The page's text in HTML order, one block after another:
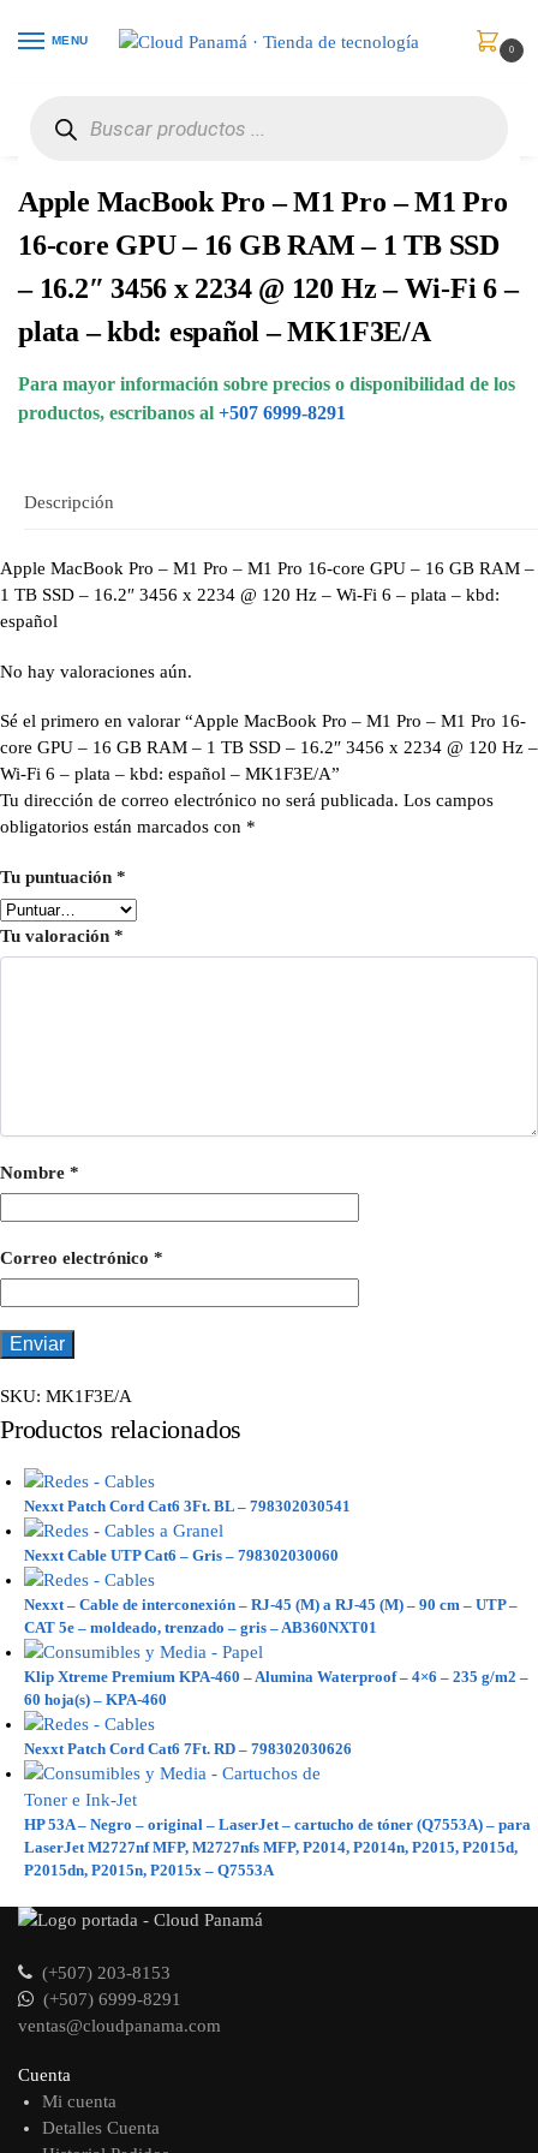
MENU
0
Apple MacBook Pro – M1 Pro – M1 Pro
16-core GPU – 16 GB RAM – 1 TB SSD
– 16.2″ 3456 x 2234 @ 120 Hz – Wi-Fi 6 –
plata – kbd: español – MK1F3E/A
Para mayor información sobre precios o disponibilidad de los
productos, escribanos al +507 6999-8291
Descripción
Apple MacBook Pro – M1 Pro – M1 Pro 16-core GPU – 16 GB RAM –
1 TB SSD – 16.2″ 3456 x 2234 @ 120 Hz – Wi-Fi 6 – plata – kbd:
español
No hay valoraciones aún.
Sé el primero en valorar “Apple MacBook Pro – M1 Pro – M1 Pro 16-
core GPU – 16 GB RAM – 1 TB SSD – 16.2″ 3456 x 2234 @ 120 Hz –
Wi-Fi 6 – plata – kbd: español – MK1F3E/A”
Tu dirección de correo electrónico no será publicada. Los campos
obligatorios están marcados con *
Tu puntuación *
Tu valoración *
Nombre *
Correo electrónico *
SKU: MK1F3E/A
Productos relacionados
Nexxt Patch Cord Cat6 3Ft. BL – 798302030541
Nexxt Cable UTP Cat6 – Gris – 798302030060
Nexxt – Cable de interconexión – RJ-45 (M) a RJ-45 (M) – 90 cm – UTP –
CAT 5e – moldeado, trenzado – gris – AB360NXT01
Klip Xtreme Premium KPA-460 – Alumina Waterproof – 4×6 – 235 g/m2 –
60 hoja(s) – KPA-460
Nexxt Patch Cord Cat6 7Ft. RD – 798302030626
HP 53A – Negro – original – LaserJet – cartucho de tóner (Q7553A) – para
LaserJet M2727nf MFP, M2727nfs MFP, P2014, P2014n, P2015, P2015d,
P2015dn, P2015n, P2015x – Q7553A
(+507) 203-8153
(+507) 6999-8291
ventas@cloudpanama.com
Cuenta
Mi cuenta
Detalles Cuenta